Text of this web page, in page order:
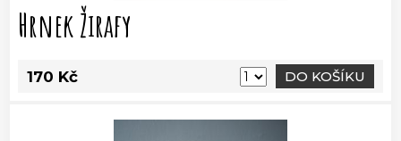
Hrnek Žirafy
170 Kč DO KOŠÍKU